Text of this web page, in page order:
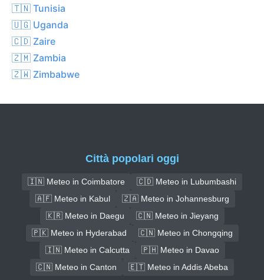
🇹🇳 Tunisia
🇺🇬 Uganda
🇨🇩 Zaire
🇿🇲 Zambia
🇿🇼 Zimbabwe
Città popolari oggi
🇮🇳 Meteo in Coimbatore
🇨🇩 Meteo in Lubumbashi
🇦🇫 Meteo in Kabul
🇿🇦 Meteo in Johannesburg
🇰🇷 Meteo in Daegu
🇨🇳 Meteo in Jieyang
🇵🇰 Meteo in Hyderabad
🇨🇳 Meteo in Chongqing
🇮🇳 Meteo in Calcutta
🇵🇭 Meteo in Davao
🇨🇳 Meteo in Canton
🇪🇹 Meteo in Addis Abeba